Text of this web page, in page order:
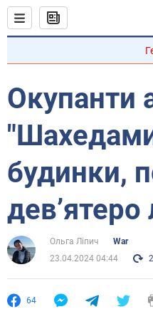
Окупанти
будинки,
Ольга Ліпич
War
23.04.2024 04:44
64